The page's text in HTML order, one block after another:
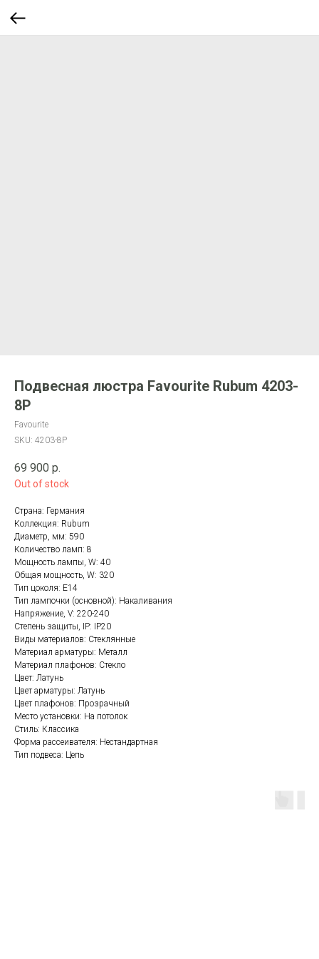
Подвесная люстра Favourite Rubum 4203-
8P
Favourite
SKU: 4203-8P
69 900 р.
Out of stock
Страна: Германия
Коллекция: Rubum
Диаметр, мм: 590
Количество ламп: 8
Мощность лампы, W: 40
Общая мощность, W: 320
Тип цоколя: E14
Тип лампочки (основной): Накаливания
Напряжение, V: 220-240
Степень защиты, IP: IP20
Виды материалов: Стеклянные
Материал арматуры: Металл
Материал плафонов: Стекло
Цвет: Латунь
Цвет арматуры: Латунь
Цвет плафонов: Прозрачный
Место установки: На потолок
Стиль: Классика
Форма рассеивателя: Нестандартная
Тип подвеса: Цепь